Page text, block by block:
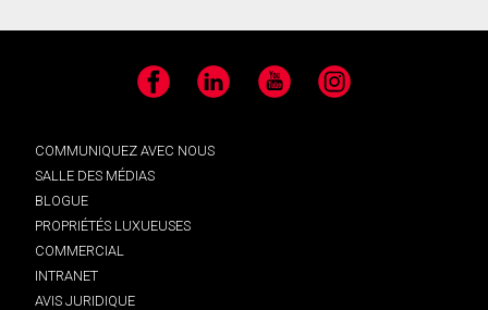
Facebook LinkedIn YouTube Instagram
COMMUNIQUEZ AVEC NOUS
SALLE DES MÉDIAS
BLOGUE
PROPRIÉTÉS LUXUEUSES
COMMERCIAL
INTRANET
AVIS JURIDIQUE